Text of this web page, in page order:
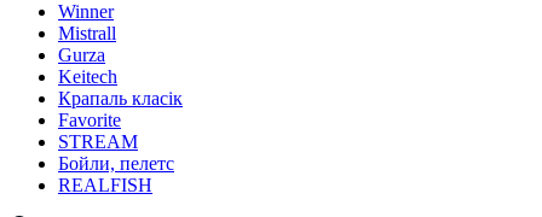
Winner
Mistrall
Gurza
Keitech
Крапаль класік
Favorite
STREAM
Бойли, пелетс
REALFISH